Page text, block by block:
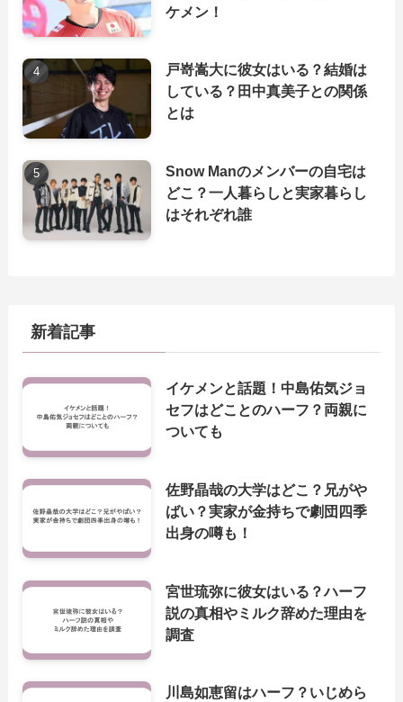
ケメン！
戸嵜嵩大に彼女はいる？結婚は
している？田中真美子との関係
とは
Snow Manのメンバーの自宅は
どこ？一人暮らしと実家暮らし
はそれぞれ誰
新着記事
イケメンと話題！中島佑気ジョ
セフはどことのハーフ？両親に
ついても
佐野晶哉の大学はどこ？兄がや
ばい？実家が金持ちで劇団四季
出身の噂も！
宮世琉弥に彼女はいる？ハーフ
説の真相やミルク辞めた理由を
調査
川島如恵留はハーフ？いじめら